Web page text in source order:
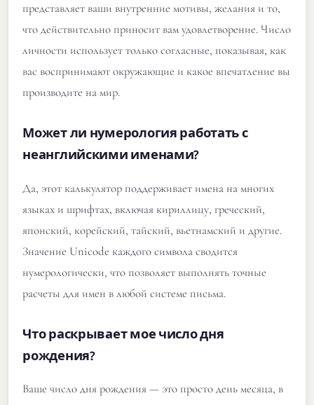
представляет ваши внутренние мотивы, желания и то,
что действительно приносит вам удовлетворение. Число
личности использует только согласные, показывая, как
вас воспринимают окружающие и какое впечатление вы
производите на мир.
Может ли нумерология работать с
неанглийскими именами?
Да, этот калькулятор поддерживает имена на многих
языках и шрифтах, включая кириллицу, греческий,
японский, корейский, тайский, вьетнамский и другие.
Значение Unicode каждого символа сводится
нумерологически, что позволяет выполнять точные
расчеты для имен в любой системе письма.
Что раскрывает мое число дня
рождения?
Ваше число дня рождения — это просто день месяца, в